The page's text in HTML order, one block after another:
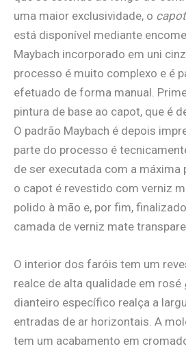
uma maior exclusividade, o capot
está disponível mediante
Maybach incorporado em uni
processo é muito complexo e é
efetuado de forma manual.
pintura de base ao capot, que é
O padrão Maybach é depois
parte do processo é
de ser executada com a máxima
o capot é revestido com verniz
polido à mão e, por fim,
camada de verniz mate
O interior dos faróis tem um
realce de alta qualidade em rosé
dianteiro específico realça a
entradas de ar horizontais. A
tem um acabamento em